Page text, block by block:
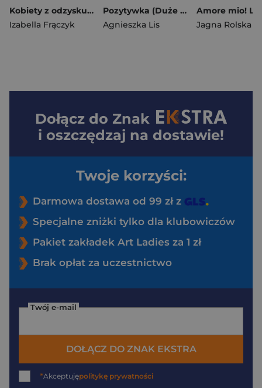
Kobiety z odzysku. Tom 1 wyd. 2026
Izabella Frączyk
Pozytywka (Duże Litery)
Agnieszka Lis
Jagna Rolska
Dołącz do Znak
i oszczędzaj na dostawie!
Twoje korzyści:
Darmowa dostawa od 99 zł z
Specjalne zniżki tylko dla klubowiczów
Pakiet zakładek Art Ladies za 1 zł
Brak opłat za uczestnictwo
Twój e-mail
DOŁĄCZ DO ZNAK EKSTRA
*Akceptujępolitykę prywatności